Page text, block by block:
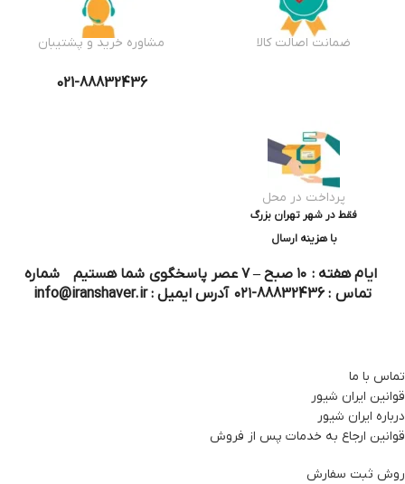
ضمانت اصالت کالا مشاوره خرید و پشتیبان
021-88832436
پرداخت در محل
فقط در شهر تهران بزرگ
با هزینه ارسال
ایام هفته : ۱۰ صبح – ۷ عصر پاسخگوی شما هستیم شماره
تماس : 88832436-۰۲۱ آدرس ایمیل : info@iranshaver.ir
تماس با ما
قوانین ایران شیور
درباره ایران شیور
قوانین ارجاع به خدمات پس از فروش
روش ثبت سفارش